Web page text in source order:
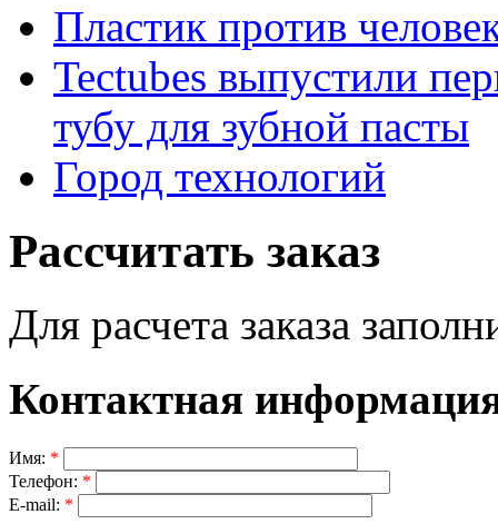
Пластик против
Tectubes выпустили
тубу для зубной пасты
Город технологий
Рассчитать заказ
Для расчета заказа
Контактная
Имя: *
Телефон: *
E-mail: *